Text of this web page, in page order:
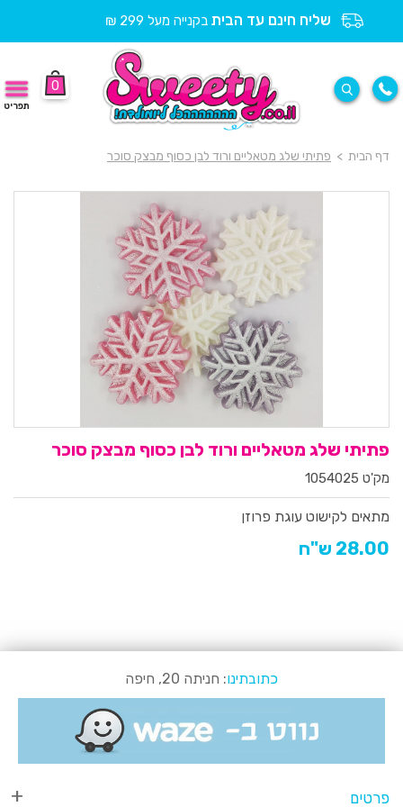
שליח חינם עד הבית בקנייה מעל 299 ₪
0
תפריט
דף הבית > פתיתי שלג מטאליים ורוד לבן כסוף מבצק סוכר
פתיתי שלג מטאליים ורוד לבן כסוף מבצק סוכר
מק'ט 1054025
מתאים לקישוט עוגת פרוזן
28.00 ש"ח
כתובתינו: חניתה 20, חיפה
פרטים